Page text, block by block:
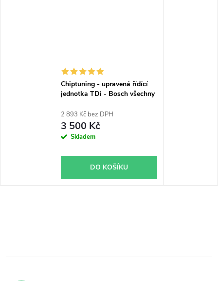
Chiptuning - upravená řídící
jednotka TDi - Bosch všechny
2 893 Kč bez DPH
3 500 Kč
Skladem
DO KOŠÍKU